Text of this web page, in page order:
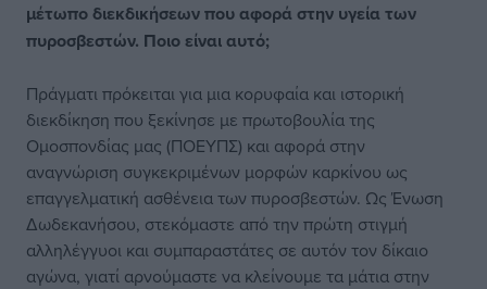
μέτωπο διεκδικήσεων που αφορά στην υγεία των
πυροσβεστών. Ποιο είναι αυτό;
Πράγματι πρόκειται για μια κορυφαία και ιστορική
διεκδίκηση που ξεκίνησε με πρωτοβουλία της
Ομοσπονδίας μας (ΠΟΕΥΠΣ) και αφορά στην
αναγνώριση συγκεκριμένων μορφών καρκίνου ως
επαγγελματική ασθένεια των πυροσβεστών. Ως Ένωση
Δωδεκανήσου, στεκόμαστε από την πρώτη στιγμή
αλληλέγγυοι και συμπαραστάτες σε αυτόν τον δίκαιο
αγώνα, γιατί αρνούμαστε να κλείνουμε τα μάτια στην